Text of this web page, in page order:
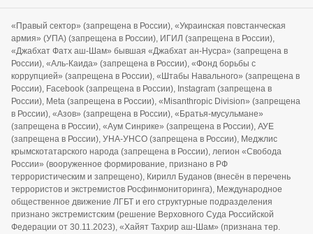
«Правый сектор» (запрещена в России), «Украинская повстанческая
армия» (УПА) (запрещена в России), ИГИЛ (запрещена в России),
«Джабхат Фатх аш-Шам» бывшая «Джабхат ан-Нусра» (запрещена в
России), «Аль-Каида» (запрещена в России), «Фонд борьбы с
коррупцией» (запрещена в России), «Штабы Навального» (запрещена в
России), Facebook (запрещена в России), Instagram (запрещена в
России), Meta (запрещена в России), «Misanthropic Division» (запрещена
в России), «Азов» (запрещена в России), «Братья-мусульмане»
(запрещена в России), «Аум Синрике» (запрещена в России), АУЕ
(запрещена в России), УНА-УНСО (запрещена в России), Меджлис
крымскотатарского народа (запрещена в России), легион «Свобода
России» (вооруженное формирование, признано в РФ
террористическим и запрещено), Кирилл Буданов (внесён в перечень
террористов и экстремистов Росфинмониторинга), Международное
общественное движение ЛГБТ и его структурные подразделения
признано экстремистским (решение Верховного Суда Российской
Федерации от 30.11.2023), «Хайят Тахрир аш-Шам» (признана тер.